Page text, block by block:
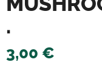
.
3,00 €